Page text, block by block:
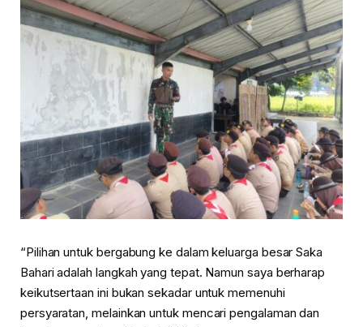
“Pilihan untuk bergabung ke dalam keluarga besar Saka
Bahari adalah langkah yang tepat. Namun saya berharap
keikutsertaan ini bukan sekadar untuk memenuhi
persyaratan, melainkan untuk mencari pengalaman dan